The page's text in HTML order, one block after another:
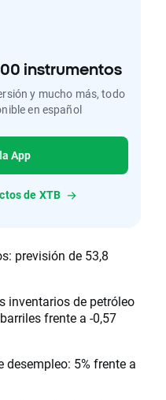
instrumentos
y mucho más, todo
en español
App
de XTB
previsión de 53,8
inventarios de petróleo
frente a -0,57
desempleo: 5% frente a